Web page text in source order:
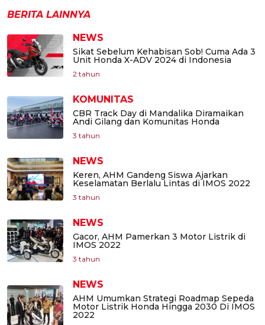
BERITA LAINNYA
NEWS
Sikat Sebelum Kehabisan Sob! Cuma Ada 3
Unit Honda X-ADV 2024 di Indonesia
2 tahun
KOMUNITAS
CBR Track Day di Mandalika Diramaikan
Andi Gilang dan Komunitas Honda
3 tahun
NEWS
Keren, AHM Gandeng Siswa Ajarkan
Keselamatan Berlalu Lintas di IMOS 2022
3 tahun
NEWS
Gacor, AHM Pamerkan 3 Motor Listrik di
IMOS 2022
3 tahun
NEWS
AHM Umumkan Strategi Roadmap Sepeda
Motor Listrik Honda Hingga 2030 Di IMOS
2022